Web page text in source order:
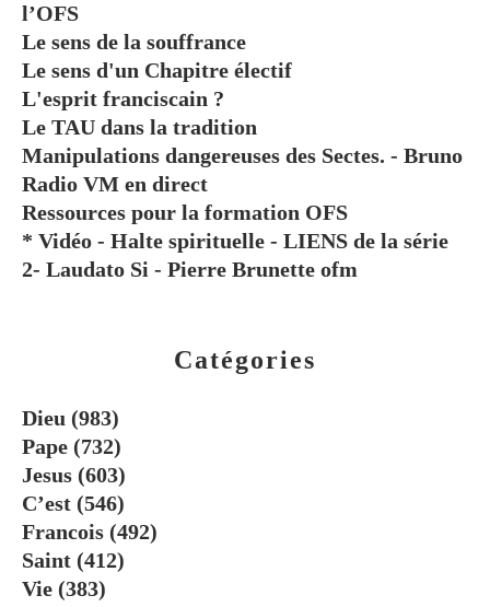
Catégories
Dieu (983)
Pape (732)
Jesus (603)
C’est (546)
Francois (492)
Saint (412)
Vie (383)
l’OFS
Le sens de la souffrance
Le sens d'un Chapitre électif
L'esprit franciscain ?
Le TAU dans la tradition
Manipulations dangereuses des Sectes. - Bruno
Radio VM en direct
Ressources pour la formation OFS
* Vidéo - Halte spirituelle - LIENS de la série
2- Laudato Si - Pierre Brunette ofm